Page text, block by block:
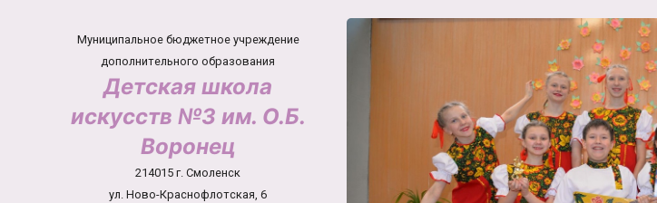
Муниципальное бюджетное учреждение
дополнительного образования
Детская школа
искусств №3 им. О.Б.
Воронец
214015 г. Смоленск
ул. Ново-Краснофлотская, 6